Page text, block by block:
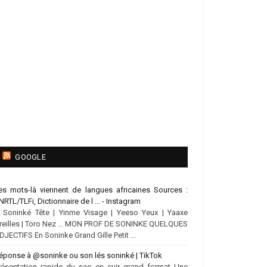
GOOGLE
mots-là viennent de langues africaines Sources :
TLFi, Dictionnaire de l ... - Instagram
Soninké Tête | Yinme Visage | Yeeso Yeux | Yaaxe
| Toro Nez ... MON PROF DE SONINKE QUELQUES
En Soninke Grand Gille Petit ...
à @soninke ou son lés soninké | TikTok